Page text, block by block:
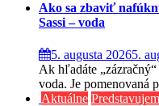
Ako sa zbaviť
Sassi – voda
5. augusta 20265.
Ak hľadáte
voda. Je pomenovaná
Aktuálne